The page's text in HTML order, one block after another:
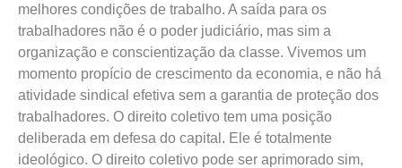
melhores condições de trabalho. A saída para os
trabalhadores não é o poder judiciário, mas sim a
organização e conscientização da classe. Vivemos um
momento propício de crescimento da economia, e não há
atividade sindical efetiva sem a garantia de proteção dos
trabalhadores. O direito coletivo tem uma posição
deliberada em defesa do capital. Ele é totalmente
ideológico. O direito coletivo pode ser aprimorado sim,